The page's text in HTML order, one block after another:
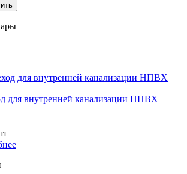
для внутренней канализации НПВХ